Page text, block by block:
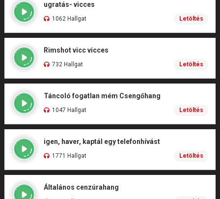
ugratás- vicces
1062 Hallgat Letöltés
Rimshot vicc vicces
732 Hallgat Letöltés
Táncoló fogatlan mém Csengőhang
1047 Hallgat Letöltés
igen, haver, kaptál egy telefonhívást
1771 Hallgat Letöltés
Általános cenzúrahang